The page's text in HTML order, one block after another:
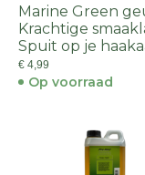
GREEN
Marine Green
Krachtige
Spuit op je
€ 4,99
Op voorraad